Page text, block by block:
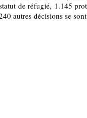
de réfugié, 1.145
autres décisions se